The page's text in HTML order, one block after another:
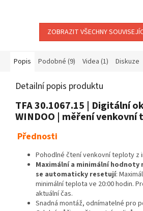
ZOBRAZIT VŠECHNY
Popis Podobné (9) Videa (1) Diskuze
Detailní popis produktu
TFA 30.1067.15 | Digitální
WINDOO | měření
Přednosti
Pohodlné čtení venkovní teploty z
Maximální a minimální
se automaticky resetují:
minimální teplota ve 20:00 hodin.
aktuální čas.
Snadná montáž, odnímatelné pro